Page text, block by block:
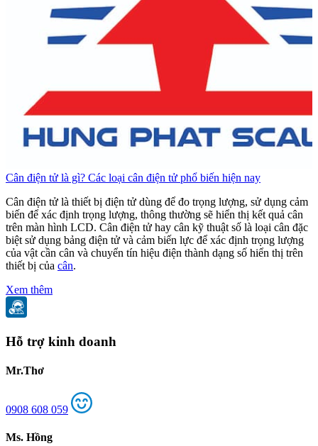
Cân điện tử là gì? Các loại cân điện tử phổ biến hiện nay
Cân điện tử là thiết bị điện tử dùng để đo trọng lượng, sử dụng cảm
biến để xác định trọng lượng, thông thường sẽ hiển thị kết quả cân
trên màn hình LCD. Cân điện tử hay cân kỹ thuật số là loại cân đặc
biệt sử dụng bảng điện tử và cảm biến lực để xác định trọng lượng
của vật cần cân và chuyển tín hiệu điện thành dạng số hiển thị trên
thiết bị của cân.
Xem thêm
Hỗ trợ kinh doanh
Mr.Thơ
0908 608 059
Ms. Hồng